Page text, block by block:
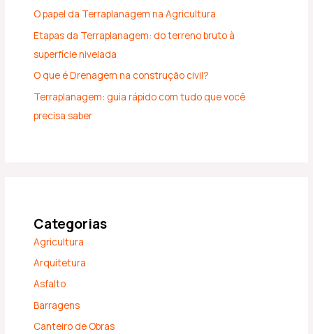
O papel da Terraplanagem na Agricultura
Etapas da Terraplanagem: do terreno bruto à
superfície nivelada
O que é Drenagem na construção civil?
Terraplanagem: guia rápido com tudo que você
precisa saber
Categorias
Agricultura
Arquitetura
Asfalto
Barragens
Canteiro de Obras